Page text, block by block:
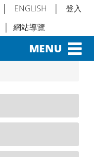
ENGLISH
登入
網站導覽
MENU